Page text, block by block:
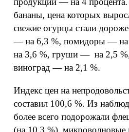
бананы, цена которых
свежие огурцы стали
— на 6,3 %, помидоры —
на 3,6 %, груши — на 2,5
виноград — на 2,1 %.
Индекс цен на
составил 100,6 %. Из
более всего подорожали
(на 10,3 %), микроволновые